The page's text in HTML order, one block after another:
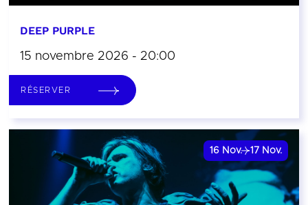
DEEP PURPLE
15 novembre 2026 - 20:00
RÉSERVER
16 Nov. 17 Nov.